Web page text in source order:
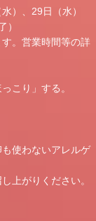
）、29日（水）
）
。営業時間等の詳
こり」する。
使わないアレルゲ
上がりください。